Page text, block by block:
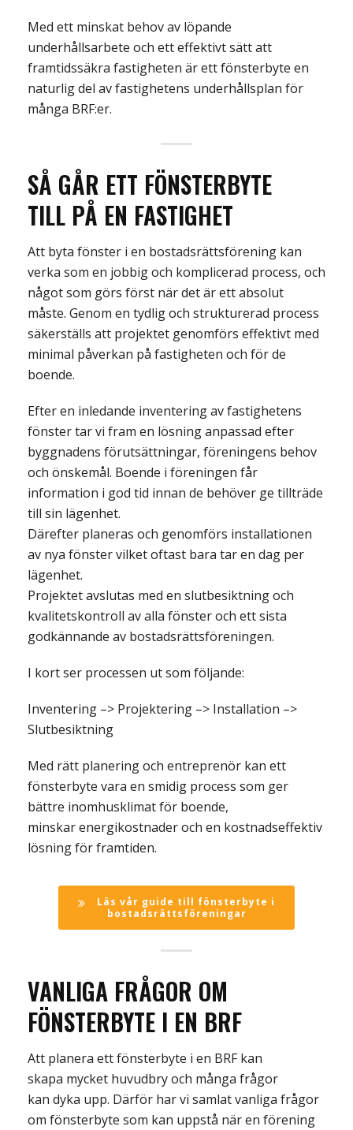
Med ett minskat behov av löpande
underhållsarbete och ett effektivt sätt att
framtidssäkra fastigheten är ett fönsterbyte en
naturlig del av fastighetens underhållsplan för
många BRF:er.
SÅ GÅR ETT FÖNSTERBYTE
TILL PÅ EN FASTIGHET
Att byta fönster i en bostadsrättsförening kan
verka som en jobbig och komplicerad process, och
något som görs först när det är ett absolut
måste. Genom en tydlig och strukturerad process
säkerställs att projektet genomförs effektivt med
minimal påverkan på fastigheten och för de
boende.
Efter en inledande inventering av fastighetens
fönster tar vi fram en lösning anpassad efter
byggnadens förutsättningar, föreningens behov
och önskemål. Boende i föreningen får
information i god tid innan de behöver ge tillträde
till sin lägenhet.
Därefter planeras och genomförs installationen
av nya fönster vilket oftast bara tar en dag per
lägenhet.
Projektet avslutas med en slutbesiktning och
kvalitetskontroll av alla fönster och ett sista
godkännande av bostadsrättsföreningen.
I kort ser processen ut som följande:
Inventering –> Projektering –> Installation –>
Slutbesiktning
Med rätt planering och entreprenör kan ett
fönsterbyte vara en smidig process som ger
bättre inomhusklimat för boende,
minskar energikostnader och en kostnadseffektiv
lösning för framtiden.
Läs vår guide till fönsterbyte i
bostadsrättsföreningar
VANLIGA FRÅGOR OM
FÖNSTERBYTE I EN BRF
Att planera ett fönsterbyte i en BRF kan
skapa mycket huvudbryoch många frågor
kan dyka upp. Därför har vi samlat vanliga frågor
om fönsterbyte som kan uppstå när en förening